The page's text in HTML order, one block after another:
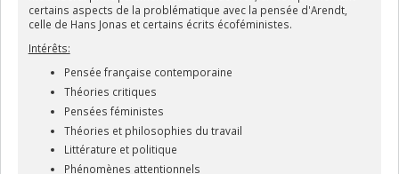
certains aspects de la problématique avec la pensée d'Arendt,
celle de Hans Jonas et certains écrits écoféministes.
Intérêts:
Pensée française contemporaine
Théories critiques
Pensées féministes
Théories et philosophies du travail
Littérature et politique
Phénomènes attentionnels